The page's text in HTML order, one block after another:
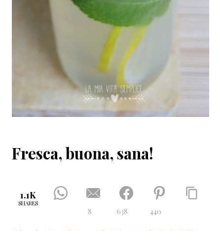
Fresca, buona, sana!
1.1K
SHARES
8 638 440